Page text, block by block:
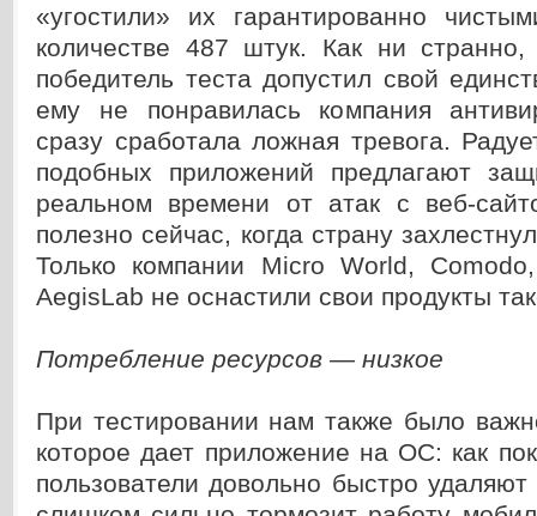
«угостили» их гарантированно
количестве 487 штук. Как ни
победитель теста допустил свой
ему не понравилась компания
сразу сработала ложная тревога.
подобных приложений предлагают
реальном времени от атак с веб-
полезно сейчас, когда страну
Только компании Micro World,
AegisLab не оснастили свои продукты
Потребление ресурсов — низкое
При тестировании нам также было
которое дает приложение на ОС: как
пользователи довольно быстро